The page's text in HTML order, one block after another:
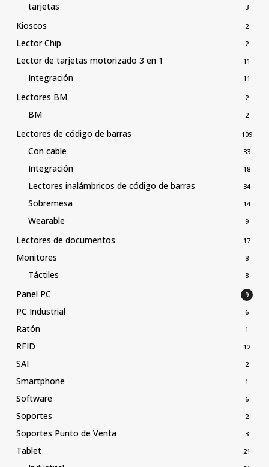
tarjetas 3
Kioscos 2
Lector Chip 2
Lector de tarjetas motorizado 3 en 1 11
Integración 11
Lectores BM 2
BM 2
Lectores de código de barras 109
Con cable 33
Integración 18
Lectores inalámbricos de código de barras 34
Sobremesa 14
Wearable 9
Lectores de documentos 17
Monitores 8
Táctiles 8
Panel PC 9
PC Industrial 6
Ratón 1
RFID 12
SAI 2
Smartphone 1
Software 6
Soportes 2
Soportes Punto de Venta 3
Tablet 21